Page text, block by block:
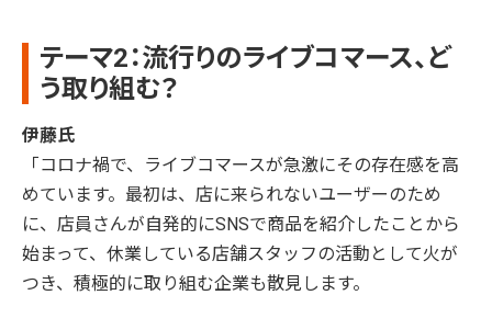
テーマ2：流行りのライブコマース、ど
う取り組む？
伊藤氏
「コロナ禍で、ライブコマースが急激にその存在感を高
めています。最初は、店に来られないユーザーのため
に、店員さんが自発的にSNSで商品を紹介したことから
始まって、休業している店舗スタッフの活動として火が
つき、積極的に取り組む企業も散見します。